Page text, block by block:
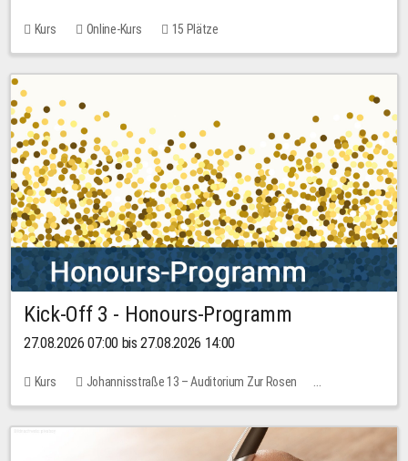
Kurs Online-Kurs 15 Plätze
Kick-Off 3 - Honours-Programm
27.08.2026 07:00 bis 27.08.2026 14:00
Kurs
Johannisstraße 13 – Auditorium Zur Rosen
11 Plätze